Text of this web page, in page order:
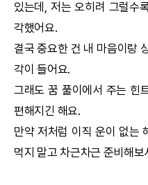
있는데, 저는 오히려 그럴수
각했어요.
결국 중요한 건 내 마음이랑
각이 들어요.
그래도 꿈 풀이에서 주는 힌
편해지긴 해요.
만약 저처럼 이직 운이 없는
먹지 말고 차근차근 준비해